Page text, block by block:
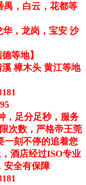
禺，白云，花都等
，龙岗，宝安 沙
等地】
樟木头 黄江等地
，足分足秒，服务
次数，严格帝王莞
一刻不停的追着您
酒店经过ISO专业
安全有保障